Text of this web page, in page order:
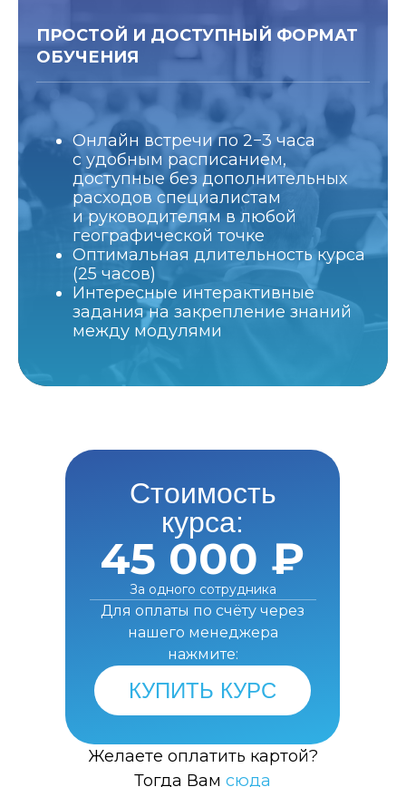
ПРОСТОЙ И ДОСТУПНЫЙ ФОРМАТ
ОБУЧЕНИЯ
Онлайн встречи по 2−3 часа
с удобным расписанием,
доступные без дополнительных
расходов специалистам
и руководителям в любой
географической точке
Оптимальная длительность курса
(25 часов)
Интересные интерактивные
задания на закрепление знаний
между модулями
Стоимость
курса:
45 000 ₽
За одного сотрудника
Для оплаты по счёту через
нашего менеджера
нажмите:
КУПИТЬ КУРС
Желаете оплатить картой?
Тогда Вам сюда